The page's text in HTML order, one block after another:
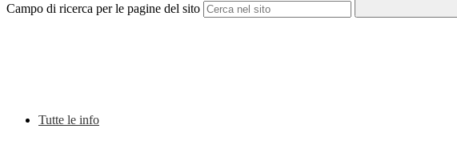
Campo di ricerca per le pagine del sito
Tutte le info